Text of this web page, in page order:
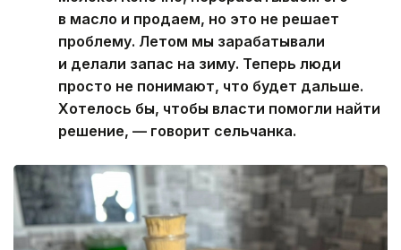
в масло и продаем, но это не решает
проблему. Летом мы зарабатывали
и делали запас на зиму. Теперь люди
просто не понимают, что будет дальше.
Хотелось бы, чтобы власти помогли найти
решение, — говорит сельчанка.